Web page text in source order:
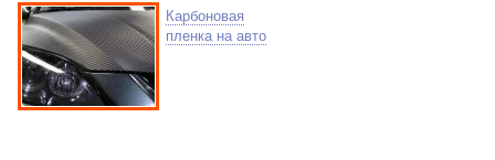
Карбоновая
пленка на авто